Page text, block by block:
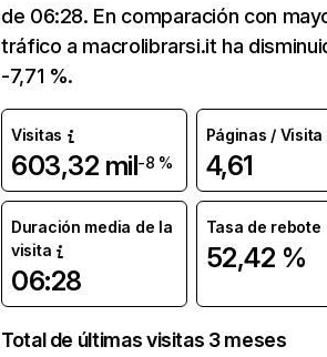
de 06:28. En comparación con
tráfico a macrolibrarsi.it ha
-7,71 %.
Visitas
603,32 mil-8 %
Páginas / Visita
4,61
Duración media de la
visita
06:28
Tasa de rebote
52,42 %
Total de últimas visitas 3 meses